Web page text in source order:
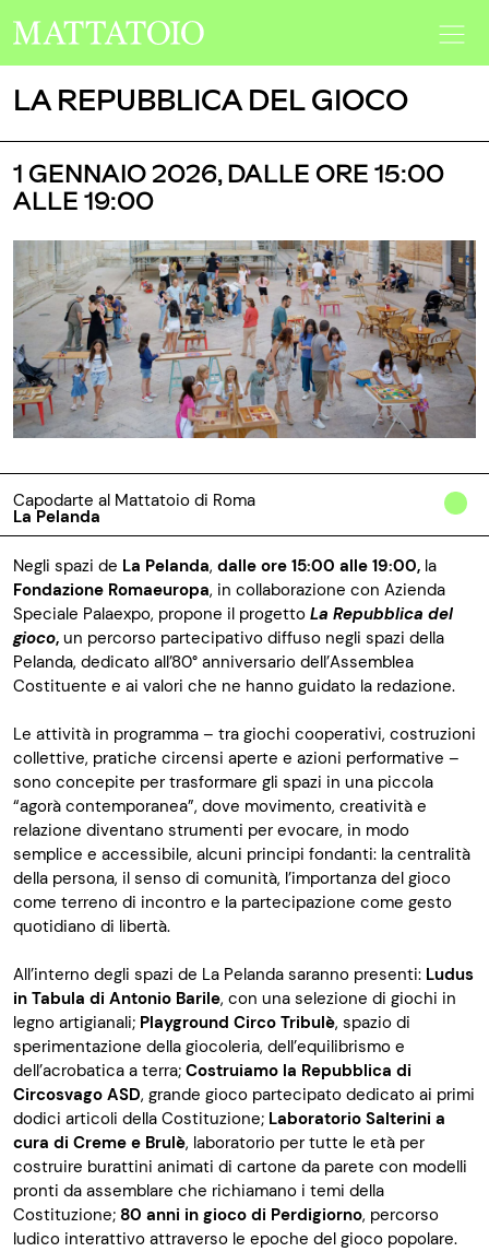
LA REPUBBLICA DEL GIOCO
1 GENNAIO 2026, DALLE ORE 15:00
ALLE 19:00
Capodarte al Mattatoio di Roma
La Pelanda
Negli spazi de La Pelanda, dalle ore 15:00 alle 19:00, la
Fondazione Romaeuropa, in collaborazione con Azienda
Speciale Palaexpo, propone il progetto La Repubblica del
gioco, un percorso partecipativo diffuso negli spazi della
Pelanda, dedicato all’80° anniversario dell’Assemblea
Costituente e ai valori che ne hanno guidato la redazione.
Le attività in programma – tra giochi cooperativi, costruzioni
collettive, pratiche circensi aperte e azioni performative –
sono concepite per trasformare gli spazi in una piccola
“agorà contemporanea”, dove movimento, creatività e
relazione diventano strumenti per evocare, in modo
semplice e accessibile, alcuni principi fondanti: la centralità
della persona, il senso di comunità, l’importanza del gioco
come terreno di incontro e la partecipazione come gesto
quotidiano di libertà.
All’interno degli spazi de La Pelanda saranno presenti: Ludus
in Tabula di Antonio Barile, con una selezione di giochi in
legno artigianali; Playground Circo Tribulè, spazio di
sperimentazione della giocoleria, dell’equilibrismo e
dell’acrobatica a terra; Costruiamo la Repubblica di
Circosvago ASD, grande gioco partecipato dedicato ai primi
dodici articoli della Costituzione; Laboratorio Salterini a
cura di Creme e Brulè, laboratorio per tutte le età per
costruire burattini animati di cartone da parete con modelli
pronti da assemblare che richiamano i temi della
Costituzione; 80 anni in gioco di Perdigiorno, percorso
ludico interattivo attraverso le epoche del gioco popolare.